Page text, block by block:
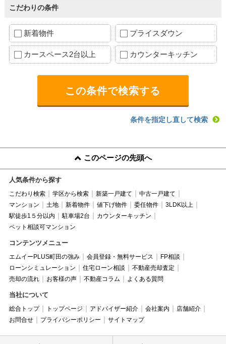
こだわりの条件
新着物件 プライスダウン
カースペース2台以上 カウンターキッチン
条件を指定し直して検索
このページの先頭へ
人気条件から探す
こだわり検索 学区から検索 新築一戸建て
中古一戸建て
マンション
土地 新着物件 値下げ物件 委任物件
3LDK以上
駅徒歩1５分以内
駐車場2台
カウンターキッチン
ペット相談可マンション
コンテンツメニュー
エムイーPLUS町田の強み 会員登録・無料サービス
FP相談
ローンシミュレーション
住宅ローン相談
不動産売却査定
売却の流れ
お客様の声 不動産コラム よくある質問
当社について
総合トップ トップページ アドバイザー紹介 会社案内
店舗紹介
お問合せ
プライバシーポリシー サイトマップ